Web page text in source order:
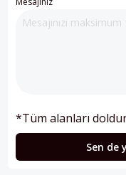
*Tüm alanları
Sen de